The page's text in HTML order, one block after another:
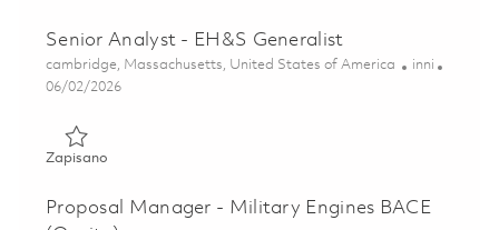
Senior Analyst - EH&S Generalist
Lokalizacja
cambridge, Massachusetts, United States of America Kategoria
inni
Posted Date
06/02/2026
ZapisanoZapisano Senior Analyst - EH&S Generalist 01849451
Proposal Manager - Military Engines BACE